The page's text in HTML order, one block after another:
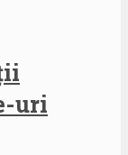
uri